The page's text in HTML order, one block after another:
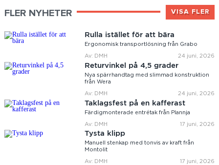
FLER NYHETER VISA FLER
Rulla istället för att bära
Ergonomisk transportlösning från Grabo
Av: DMH 24 juni, 2026
Returvinkel på 4,5 grader
Nya spärrhandtag med slimmad konstruktion
från Wera
Av: DMH 24 juni, 2026
Taklagsfest på en kafferast
Färdigmonterade entrétak från Plannja
Av: DMH 17 juni, 2026
Tysta klipp
Manuell stenkap med tonvis av kraft från
Montolit
Av: DMH 17 juni, 2026